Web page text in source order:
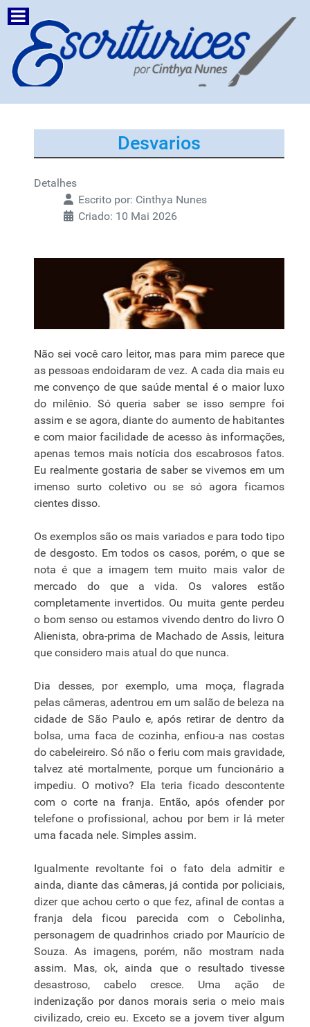
Desvarios
Detalhes
Escrito por: Cinthya Nunes
Criado: 10 Mai 2026
Não sei você caro leitor, mas para mim parece que
as pessoas endoidaram de vez. A cada dia mais eu
me convenço de que saúde mental é o maior luxo
do milênio. Só queria saber se isso sempre foi
assim e se agora, diante do aumento de habitantes
e com maior facilidade de acesso às informações,
apenas temos mais notícia dos escabrosos fatos.
Eu realmente gostaria de saber se vivemos em um
imenso surto coletivo ou se só agora ficamos
cientes disso.
Os exemplos são os mais variados e para todo tipo
de desgosto. Em todos os casos, porém, o que se
nota é que a imagem tem muito mais valor de
mercado do que a vida. Os valores estão
completamente invertidos. Ou muita gente perdeu
o bom senso ou estamos vivendo dentro do livro O
Alienista, obra-prima de Machado de Assis, leitura
que considero mais atual do que nunca.
Dia desses, por exemplo, uma moça, flagrada
pelas câmeras, adentrou em um salão de beleza na
cidade de São Paulo e, após retirar de dentro da
bolsa, uma faca de cozinha, enfiou-a nas costas
do cabeleireiro. Só não o feriu com mais gravidade,
talvez até mortalmente, porque um funcionário a
impediu. O motivo? Ela teria ficado descontente
com o corte na franja. Então, após ofender por
telefone o profissional, achou por bem ir lá meter
uma facada nele. Simples assim.
Igualmente revoltante foi o fato dela admitir e
ainda, diante das câmeras, já contida por policiais,
dizer que achou certo o que fez, afinal de contas a
franja dela ficou parecida com o Cebolinha,
personagem de quadrinhos criado por Maurício de
Souza. As imagens, porém, não mostram nada
assim. Mas, ok, ainda que o resultado tivesse
desastroso, cabelo cresce. Uma ação de
indenização por danos morais seria o meio mais
civilizado, creio eu. Exceto se a jovem tiver algum